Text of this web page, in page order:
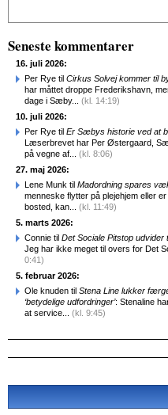
Seneste kommentarer
16. juli 2026:
Per Rye til Cirkus Solvej kommer til
har måttet droppe Frederikshavn,
dage i Sæby... (kl. 14:19)
10. juli 2026:
Per Rye til Er Sæbys historie ved at
Læserbrevet har Per Østergaard,
på vegne af... (kl. 8:06)
27. maj 2026:
Lene Munk til Madordning spares
menneske flytter på plejehjem eller
bosted, kan... (kl. 11:49)
5. marts 2026:
Connie til Det Sociale Pitstop
Jeg har ikke meget til overs for Det
0:41)
5. februar 2026:
Ole knuden til Stena Line lukker
‘betydelige udfordringer’: Stenaline
at service... (kl. 9:45)